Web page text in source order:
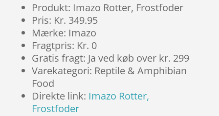
Produkt: Imazo Rotter, Frostfoder
Pris: Kr. 349.95
Mærke: Imazo
Fragtpris: Kr. 0
Gratis fragt: Ja ved køb over kr. 299
Varekategori: Reptile & Amphibian
Food
Direkte link: Imazo Rotter,
Frostfoder